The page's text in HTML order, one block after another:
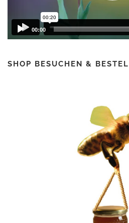
00:00
SHOP BESUCHEN &